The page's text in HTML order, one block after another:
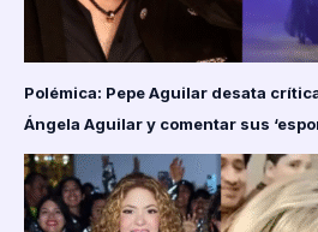
Polémica: Pepe Aguilar desata
Ángela Aguilar y comentar sus